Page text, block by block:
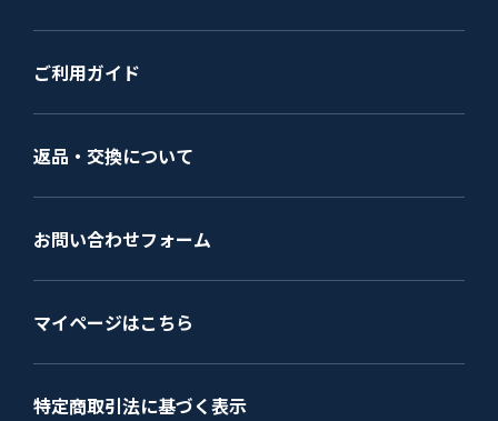
ご利用ガイド
返品・交換について
お問い合わせフォーム
マイページはこちら
特定商取引法に基づく表示